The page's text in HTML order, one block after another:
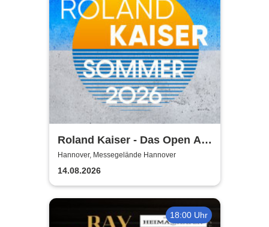
Roland Kaiser - Das Open Air
2026!
Hannover, Messegelände Hannover
14.08.2026
18:00 Uhr